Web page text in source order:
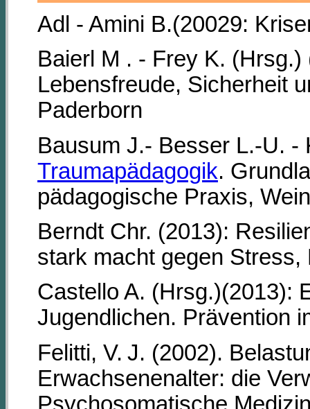
Adl - Amini B.(20029:
Baierl M . - Frey K.
Lebensfreude, Sicherheit
Paderborn
Bausum J.- Besser L.-U. -
Traumapädagogik.
pädagogische Praxis,
Berndt Chr. (2013):
stark macht gegen
Castello A. (Hrsg.)(2013):
Jugendlichen. Prävention
Felitti, V. J. (2002).
Erwachsenenalter: die
Psychosomatische